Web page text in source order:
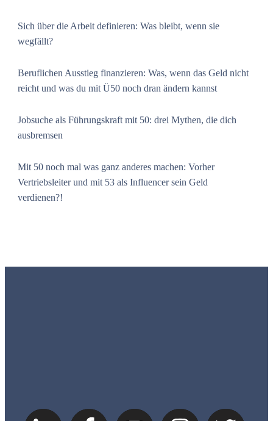
Sich über die Arbeit definieren: Was bleibt, wenn sie
wegfällt?
Beruflichen Ausstieg finanzieren: Was, wenn das Geld nicht
reicht und was du mit Ü50 noch dran ändern kannst
Jobsuche als Führungskraft mit 50: drei Mythen, die dich
ausbremsen
Mit 50 noch mal was ganz anderes machen: Vorher
Vertriebsleiter und mit 53 als Influencer sein Geld
verdienen?!